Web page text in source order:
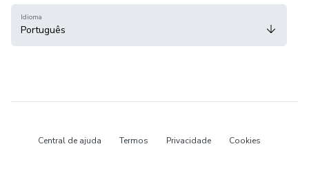
Idioma
Português
Central de ajuda Termos Privacidade Cookies